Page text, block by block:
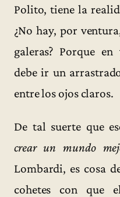
Polito, tiene la
¿No hay, por
galeras? Porque
debe ir un
entre los ojos claros.
De tal suerte que
crear un mundo
Lombardi, es cosa
cohetes con que